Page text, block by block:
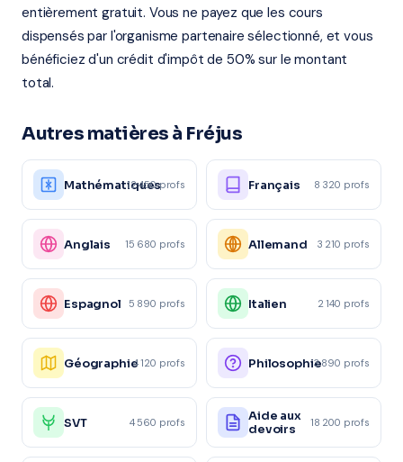
entièrement gratuit. Vous ne payez que les cours
dispensés par l'organisme partenaire sélectionné, et vous
bénéficiez d'un crédit d'impôt de 50% sur le montant
total.
Autres matières à Fréjus
Mathématiques
12 450 profs Français 8 320 profs
Anglais 15 680 profs Allemand 3 210 profs
Espagnol 5 890 profs Italien 2 140 profs
Géographie4 120 profs Philosophie3 890 profs
SVT 4 560 profs
Aide aux
devoirs
18 200 profs